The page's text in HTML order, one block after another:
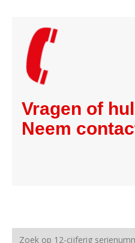
Vragen of
Neem